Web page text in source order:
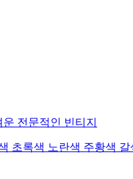
운 전문적인 빈티지
초록색 노란색 주황색